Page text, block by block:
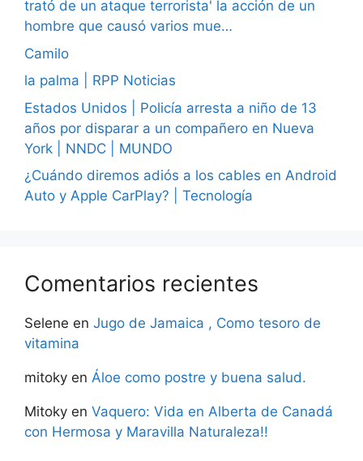
trató de un ataque terrorista' la acción de un
hombre que causó varios mue…
Camilo
la palma | RPP Noticias
Estados Unidos | Policía arresta a niño de 13
años por disparar a un compañero en Nueva
York | NNDC | MUNDO
¿Cuándo diremos adiós a los cables en Android
Auto y Apple CarPlay? | Tecnología
Comentarios recientes
Selene en Jugo de Jamaica , Como tesoro de
vitamina
mitoky en Áloe como postre y buena salud.
Mitoky en Vaquero: Vida en Alberta de Canadá
con Hermosa y Maravilla Naturaleza!!